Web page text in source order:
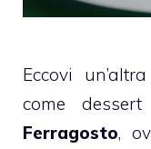
Eccovi
come
Ferragosto,